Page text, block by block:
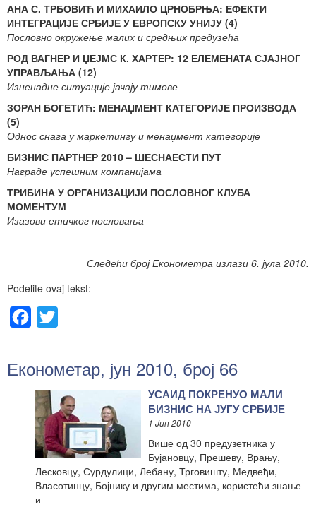
АНА С. ТРБОВИЋ И МИХАИЛО ЦРНОБРЊА: ЕФЕКТИ
ИНТЕГРАЦИЈЕ СРБИЈЕ У ЕВРОПСКУ УНИЈУ (4)
Пословно окружење малих и средњих предузећа
РОД ВАГНЕР И ЏЕЈМС К. ХАРТЕР: 12 ЕЛЕМЕНАТА СЈАЈНОГ
УПРАВЉАЊА (12)
Изненадне ситуације јачају тимове
ЗОРАН БОГЕТИЋ: МЕНАЏМЕНТ КАТЕГОРИЈЕ ПРОИЗВОДА
(5)
Однос снага у маркетингу и менаџмент категорије
БИЗНИС ПАРТНЕР 2010 – ШЕСНАЕСТИ ПУТ
Награде успешним компанијама
ТРИБИНА У ОРГАНИЗАЦИЈИ ПОСЛОВНОГ КЛУБА
МОМЕНТУМ
Изазови етичког пословања
Следећи број Економетра излази 6. јула 2010.
Podelite ovaj tekst:
Facebook
Економетар, јун 2010, број 66
УСАИД ПОКРЕНУО МАЛИ
БИЗНИС НА ЈУГУ СРБИЈЕ
1 Jun 2010
Више од 30 предузетника у
Бујановцу, Прешеву, Врању,
Лесковцу, Сурдулици, Лебану, Трговишту, Медвеђи,
Власотинцу, Бојнику и другим местима, користећи знање
и